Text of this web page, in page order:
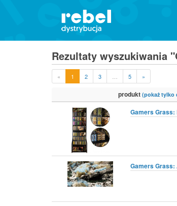
Rezultaty wyszukiwania
« 1 2 3 5 »
produkt (pokaż tylko
Gamers Grass:
Gamers Grass: